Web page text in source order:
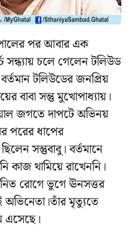
পর আবার এক
চলে গেলেন টলিউড
টলিউডের জনপ্রিয়
বাবা সন্তু মুখোপাধ্যায়।
জগতে দাপটে অভিনয়
পরের ধাপের
সন্তুবাবু। বর্তমানে
কাজ থামিয়ে রাখেননি।
রোগে ভুগে ঊনসত্তর
মৃত্যুতে
এসেছে।